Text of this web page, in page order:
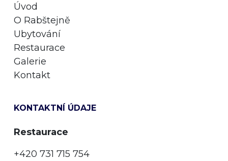
Úvod
O Rabštejně
Ubytování
Restaurace
Galerie
Kontakt
KONTAKTNÍ ÚDAJE
Restaurace
+420 731 715 754